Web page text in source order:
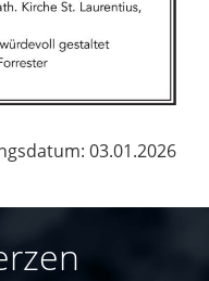
03.01.2026